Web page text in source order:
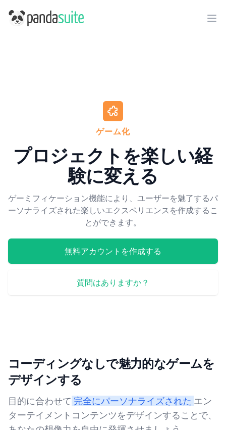
PandaSuite
ゲーム化
プロジェクトを楽しい経
験に変える
ゲーミフィケーション機能により、ユーザーを魅了するパ
ーソナライズされた楽しいエクスペリエンスを作成するこ
とができます。
無料アカウントを作成する
質問はありますか？
コーディングなしで魅力的なゲームを
デザインする
目的に合わせて 完全にパーソナライズされた エン
ターテイメントコンテンツをデザインすることで、